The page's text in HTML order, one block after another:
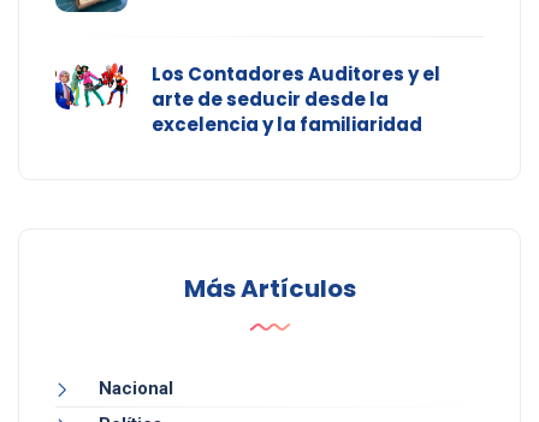
Los Contadores Auditores y el
arte de seducir desde la
excelencia y la familiaridad
Más Artículos
Nacional